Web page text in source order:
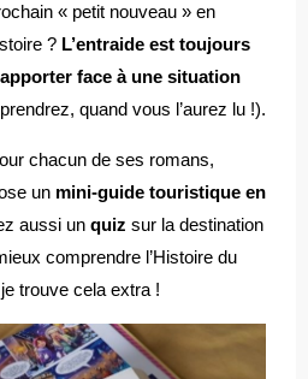
« petit nouveau » en
? L’entraide est toujours
face à une situation
quand vous l’aurez lu !).
chacun de ses romans,
un mini-guide touristique en
aussi un quiz sur la destination
comprendre l’Histoire du
trouve cela extra !